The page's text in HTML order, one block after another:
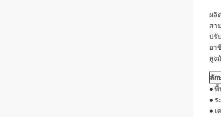
ผลิ
สา
ปรั
อา
สูง
ลัก
●
●
● เ